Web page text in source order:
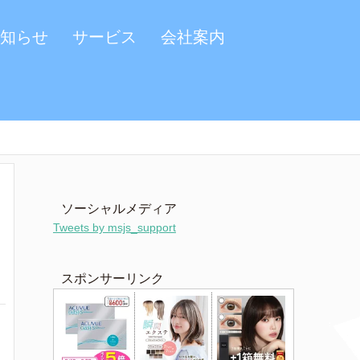
らせ サービス 会社案内
ソーシャルメディア
Tweets by msjs_support
スポンサーリンク